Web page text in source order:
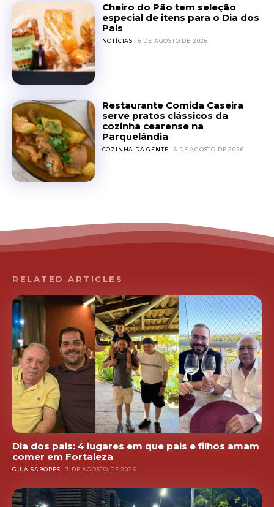
Cheiro do Pão tem seleção
especial de itens para o Dia dos
Pais
NOTÍCIAS 6 DE AGOSTO DE 2026
Restaurante Comida Caseira
serve pratos clássicos da
cozinha cearense na
Parquelândia
COZINHA DA GENTE 6 DE AGOSTO DE 2026
RELATED ARTICLES
Dia dos pais: 4 lugares em que pais e filhos amam
comer em Fortaleza
GUIA SABORES 7 DE AGOSTO DE 2026